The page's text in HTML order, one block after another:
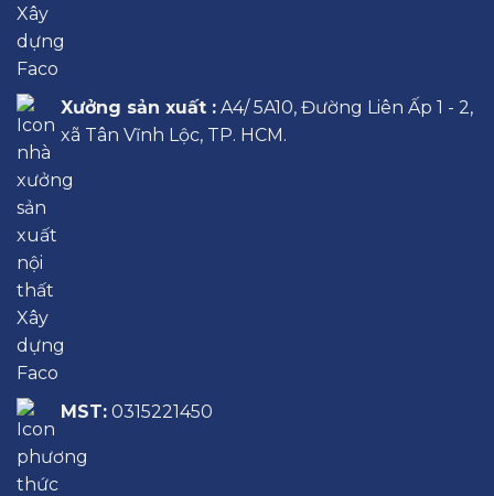
Xưởng sản xuất : A4/ 5A10, Đường Liên Ấp 1 - 2,
xã Tân Vĩnh Lộc, TP. HCM.
MST: 0315221450